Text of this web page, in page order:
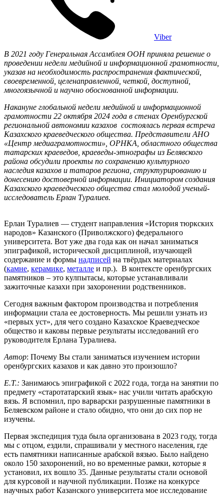
Viber
В 2021 году Генеральная Ассамблея ООН приняла решение о
проведении недели медийной и информационной грамотности,
указав на необходимость распространения фактической,
своевременной, целенаправленной, четкой, доступной,
многоязычной и научно обоснованной информации.
Накануне глобальной недели медийной и информационной
грамотности 22 октября 2024 года в стенах Оренбургской
региональной автономии казахов состоялась первая встреча
Казахского краеведческого общества. Представители АНО
«Центр медиаграмотности», ОРНКА, областного общества
татарских краеведов, краеведы-этнографы из Белявского
района обсудили проекты по сохранению культурного
наследия казахов и татаров региона, структурированию и
донесению достоверной информации. Инициатором создания
Казахского краеведческого общества стал молодой ученый-
исследователь Ерлан Туралиев.
Ерлан Туралиев — студент направления «История тюркских
народов» Казанского (Приволжского) федерального
университета. Вот уже два года как он начал заниматься
эпиграфикой, исторической дисциплиной, изучающей
содержание и формы надписей на твёрдых материалах
(камне, керамике, металле и пр.). В контексте оренбургских
памятников – это кулпытасы, которые устанавливали
зажиточные казахи при захоронении родственников.
Сегодня важным фактором производства и потребления
информации стала ее достоверность. Мы решили узнать из
«первых уст», для чего создано Казахское Краеведческое
общество и каковы первые результаты исследований его
руководителя Ерлана Туралиева.
Автор: Почему Вы стали заниматься изучением истории
оренбургских казахов и как давно это произошло?
Е.Т.: Занимаюсь эпиграфикой с 2022 года, тогда на занятии по
предмету «старотатарский язык» нас учили читать арабскую
вязь. Я вспомнил, про варварски разрушенные памятники в
Беляевском районе и стало обидно, что они до сих пор не
изучены.
Первая экспедиция туда была организована в 2023 году, тогда
мы с отцом, ездили, спрашивали у местного населения, где
есть памятники написанные арабской вязью. Было найдено
около 150 захоронений, но во временные рамки, которые я
установил, их вошло 35. Данные результаты стали основой
для курсовой и научной публикации. Позже на конкурсе
научных работ Казанского университета мое исследование